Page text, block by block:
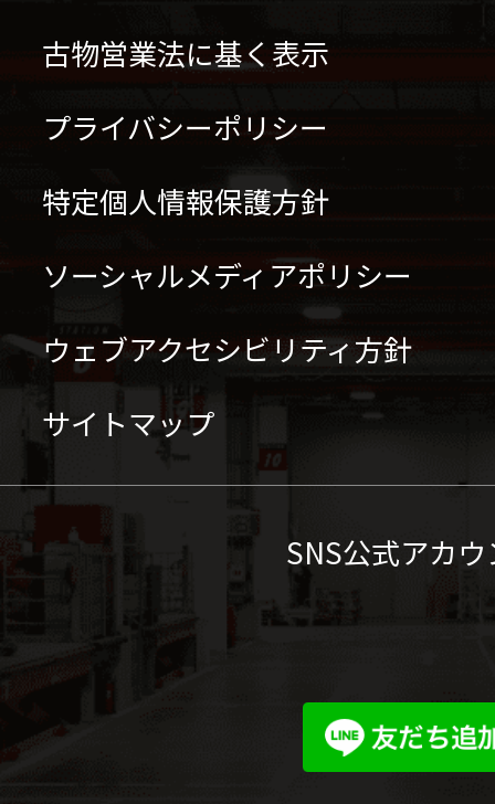
古物営業法に基く表示
プライバシーポリシー
特定個人情報保護方針
ソーシャルメディアポリシー
ウェブアクセシビリティ方針
サイトマップ
SNS公式アカ